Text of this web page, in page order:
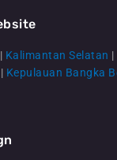
CS Lenteraweb
| Kalimantan Selatan |
| Kepulauan Bangka